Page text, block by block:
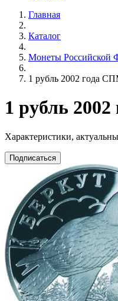
Главная
Каталог
Монеты Российской
1 рубль 2002 года
1 рубль
Характеристики,
Подписаться